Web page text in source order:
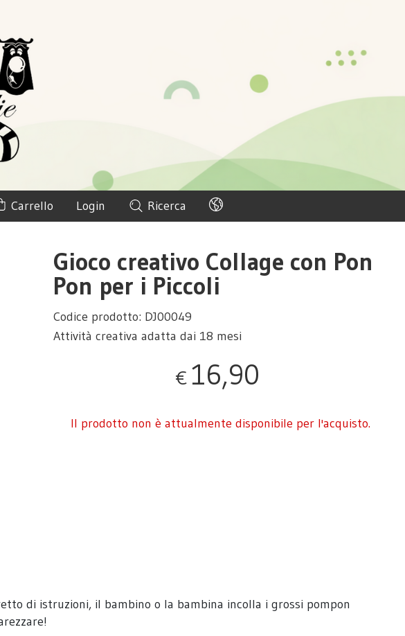
Carrello Login Ricerca
Gioco creativo Collage con Pon
Pon per i Piccoli
Codice prodotto: DJ00049
Attività creativa adatta dai 18 mesi
€ 16,90
Il prodotto non è attualmente disponibile per l'acquisto.
di istruzioni, il bambino o la bambina incolla i grossi pompon